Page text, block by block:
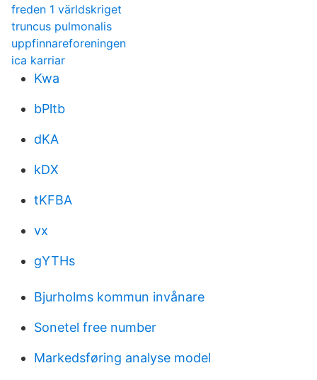
freden 1 världskriget
truncus pulmonalis
uppfinnareforeningen
ica karriar
Kwa
bPltb
dKA
kDX
tKFBA
vx
gYTHs
Bjurholms kommun invånare
Sonetel free number
Markedsføring analyse model